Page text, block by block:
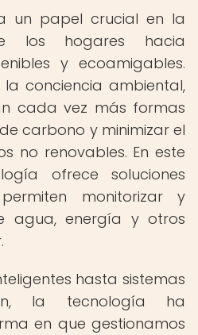
un papel crucial en la
los hogares hacia
y ecoamigables.
conciencia ambiental,
cada vez más formas
carbono y minimizar el
no renovables. En este
ofrece soluciones
monitorizar y
agua, energía y otros
hasta sistemas
la tecnología ha
en que gestionamos